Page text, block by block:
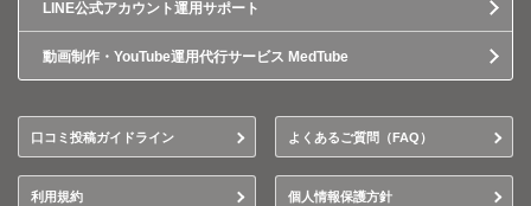
LINE公式アカウント運用サポート
動画制作・YouTube運用代行サービス MedTube
口コミ投稿ガイドライン よくあるご質問（FAQ）
利用規約 個人情報保護方針